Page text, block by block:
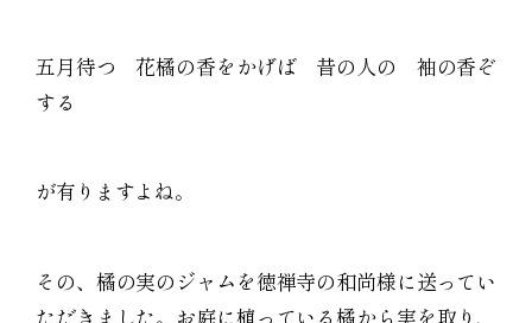
五月待つ 花橘の香をかげば 昔の人の 袖の香ぞ
する
が有りますよね。
その、橘の実のジャムを徳禅寺の和尚様に送ってい
ただきました。お庭に植っている橘から実を取り、